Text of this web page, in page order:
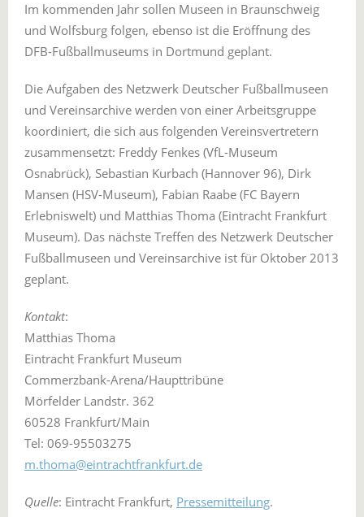
Im kommenden Jahr sollen Museen in Braunschweig
und Wolfsburg folgen, ebenso ist die Eröffnung des
DFB-Fußballmuseums in Dortmund geplant.
Die Aufgaben des Netzwerk Deutscher Fußballmuseen
und Vereinsarchive werden von einer Arbeitsgruppe
koordiniert, die sich aus folgenden Vereinsvertretern
zusammensetzt: Freddy Fenkes (VfL-Museum
Osnabrück), Sebastian Kurbach (Hannover 96), Dirk
Mansen (HSV-Museum), Fabian Raabe (FC Bayern
Erlebniswelt) und Matthias Thoma (Eintracht Frankfurt
Museum). Das nächste Treffen des Netzwerk Deutscher
Fußballmuseen und Vereinsarchive ist für Oktober 2013
geplant.
Kontakt:
Matthias Thoma
Eintracht Frankfurt Museum
Commerzbank-Arena/Haupttribüne
Mörfelder Landstr. 362
60528 Frankfurt/Main
Tel: 069-95503275
m.thoma@eintrachtfrankfurt.de
Quelle: Eintracht Frankfurt, Pressemitteilung.